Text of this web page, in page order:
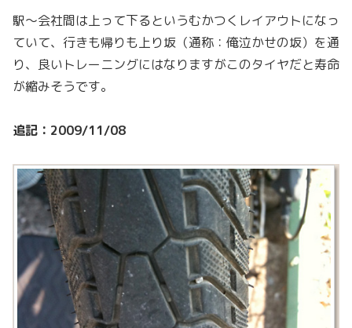
駅〜会社間は上って下るというむかつくレイアウトになっ
ていて、行きも帰りも上り坂（通称：俺泣かせの坂）を通
り、良いトレーニングにはなりますがこのタイヤだと寿命
が縮みそうです。
追記：2009/11/08